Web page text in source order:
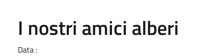
I nostri amici alberi
Data :